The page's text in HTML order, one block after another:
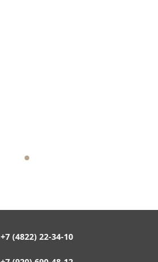
+7 (4822) 22-34-10